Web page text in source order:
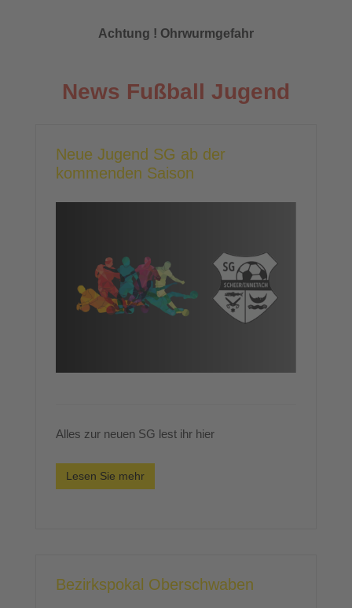
Achtung ! Ohrwurmgefahr
News Fußball Jugend
Neue Jugend SG ab der
kommenden Saison
Alles zur neuen SG lest ihr hier
Lesen Sie mehr
Bezirkspokal Oberschwaben